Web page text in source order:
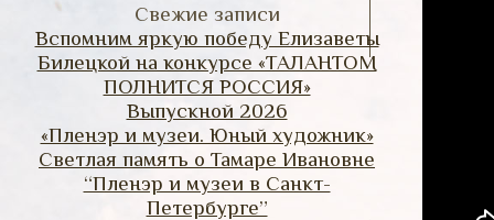
Свежие записи
Вспомним яркую победу Елизаветы
Билецкой на конкурсе «ТАЛАНТОМ
ПОЛНИТСЯ РОССИЯ»
Выпускной 2026
«Пленэр и музеи. Юный художник»
Светлая память о Тамаре Ивановне
“Пленэр и музеи в Санкт-
Петербурге”